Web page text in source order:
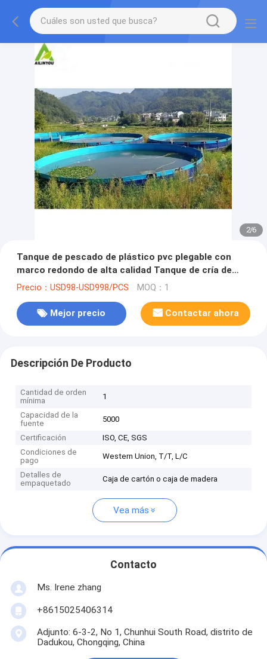
2/6
Tanque de pescado de plástico pvc plegable con
marco redondo de alta calidad Tanque de cría de
camarón personalizado Tanque de agua con marco
Precio：USD98-USD998/PCS MOQ：1
Mejor precio Contactar ahora
Descripción De Producto
Cantidad de orden
mínima
1
Capacidad de la
fuente
5000
Certificación
ISO, CE, SGS
Condiciones de
pago
Western Union, T/T, L/C
Detalles de
empaquetado
Caja de cartón o caja de madera
Vea más
Contacto
Ms. Irene zhang
+8615025406314
Adjunto: 6-3-2, No 1, Chunhui South Road, distrito de
Dadukou, Chongqing, China